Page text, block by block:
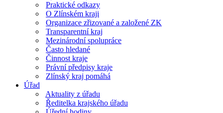
Praktické odkazy
O Zlínském kraji
Organizace zřizované a založené ZK
Transparentní kraj
Mezinárodní spolupráce
Často hledané
Činnost kraje
Právní předpisy kraje
Zlínský kraj pomáhá
Úřad
Aktuality z úřadu
Ředitelka krajského úřadu